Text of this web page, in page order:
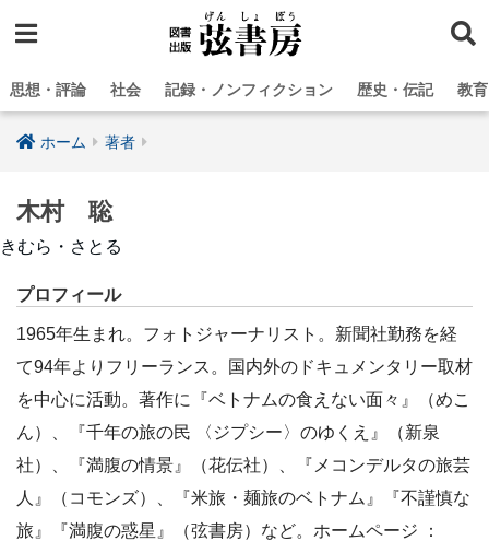
思想・評論 社会 記録・ノンフィクション 歴史・伝記 教
ホーム 著者
木村 聡
きむら・さとる
プロフィール
1965年生まれ。フォトジャーナリスト。新聞社勤務を経
て94年よりフリーランス。国内外のドキュメンタリー取材
を中心に活動。著作に『ベトナムの食えない面々』（めこ
ん）、『千年の旅の民 〈ジプシー〉のゆくえ』（新泉
社）、『満腹の情景』（花伝社）、『メコンデルタの旅芸
人』（コモンズ）、『米旅・麺旅のベトナム』『不謹慎な
旅』『満腹の惑星』（弦書房）など。ホームページ ：